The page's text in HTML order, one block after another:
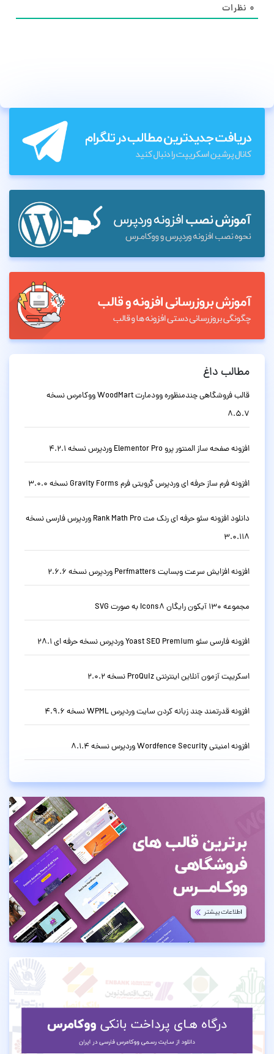
۰ نظرات
مطالب داغ
قالب فروشگاهی چندمنظوره وودمارت WoodMart ووکامرس نسخه
8.5.7
افزونه صفحه ساز المنتور پرو Elementor Pro وردپرس نسخه 4.2.1
افزونه فرم ساز حرفه ای وردپرس گرویتی فرم Gravity Forms نسخه 3.0.0
دانلود افزونه سئو حرفه ای رنک مث Rank Math Pro وردپرس فارسی نسخه
3.0.118
افزونه افزایش سرعت وبسایت Perfmatters وردپرس نسخه 2.6.6
مجموعه 130 آیکون رایگان Icons8 به صورت SVG
افزونه فارسی سئو Yoast SEO Premium وردپرس نسخه حرفه ای 28.1
اسکریپت آزمون آنلاین اینترنتی ProQuiz نسخه 2.0.2
افزونه قدرتمند چند زبانه کردن سایت وردپرس WPML نسخه 4.9.6
افزونه امنیتی Wordfence Security وردپرس نسخه 8.1.4